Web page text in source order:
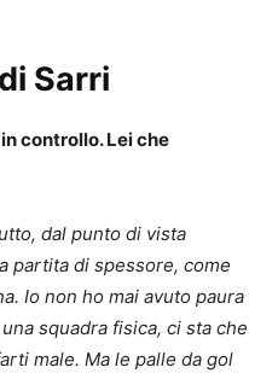
Sarri
controllo. Lei che
dal punto di vista
partita di spessore, come
Io non ho mai avuto paura
squadra fisica, ci sta che
male. Ma le palle da gol